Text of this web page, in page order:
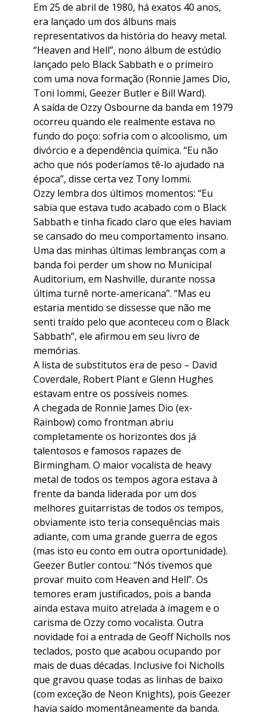
Em 25 de abril de 1980, há exatos 40 anos,
era lançado um dos álbuns mais
representativos da história do heavy metal.
“Heaven and Hell”, nono álbum de estúdio
lançado pelo Black Sabbath e o primeiro
com uma nova formação (Ronnie James Dio,
Toni Iommi, Geezer Butler e Bill Ward).
A saída de Ozzy Osbourne da banda em 1979
ocorreu quando ele realmente estava no
fundo do poço: sofria com o alcoolismo, um
divórcio e a dependência química. “Eu não
acho que nós poderíamos tê-lo ajudado na
época”, disse certa vez Tony Iommi.
Ozzy lembra dos últimos momentos: “Eu
sabia que estava tudo acabado com o Black
Sabbath e tinha ficado claro que eles haviam
se cansado do meu comportamento insano.
Uma das minhas últimas lembranças com a
banda foi perder um show no Municipal
Auditorium, em Nashville, durante nossa
última turnê norte-americana”. “Mas eu
estaria mentido se dissesse que não me
senti traído pelo que aconteceu com o Black
Sabbath”, ele afirmou em seu livro de
memórias.
A lista de substitutos era de peso – David
Coverdale, Robert Plant e Glenn Hughes
estavam entre os possíveis nomes.
A chegada de Ronnie James Dio (ex-
Rainbow) como frontman abriu
completamente os horizontes dos já
talentosos e famosos rapazes de
Birmingham. O maior vocalista de heavy
metal de todos os tempos agora estava à
frente da banda liderada por um dos
melhores guitarristas de todos os tempos,
obviamente isto teria consequências mais
adiante, com uma grande guerra de egos
(mas isto eu conto em outra oportunidade).
Geezer Butler contou: “Nós tivemos que
provar muito com Heaven and Hell”. Os
temores eram justificados, pois a banda
ainda estava muito atrelada à imagem e o
carisma de Ozzy como vocalista. Outra
novidade foi a entrada de Geoff Nicholls nos
teclados, posto que acabou ocupando por
mais de duas décadas. Inclusive foi Nicholls
que gravou quase todas as linhas de baixo
(com exceção de Neon Knights), pois Geezer
havia saído momentâneamente da banda.